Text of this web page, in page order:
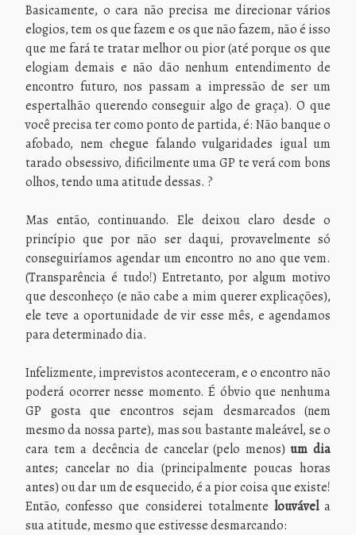
Basicamente, o cara não precisa me direcionar vários
elogios, tem os que fazem e os que não fazem, não é isso
que me fará te tratar melhor ou pior (até porque os que
elogiam demais e não dão nenhum entendimento de
encontro futuro, nos passam a impressão de ser um
espertalhão querendo conseguir algo de graça). O que
você precisa ter como ponto de partida, é: Não banque o
afobado, nem chegue falando vulgaridades igual um
tarado obsessivo, dificilmente uma GP te verá com bons
olhos, tendo uma atitude dessas. ?
Mas então, continuando. Ele deixou claro desde o
princípio que por não ser daqui, provavelmente só
conseguiríamos agendar um encontro no ano que vem.
(Transparência é tudo!) Entretanto, por algum motivo
que desconheço (e não cabe a mim querer explicações),
ele teve a oportunidade de vir esse mês, e agendamos
para determinado dia.
Infelizmente, imprevistos aconteceram, e o encontro não
poderá ocorrer nesse momento. É óbvio que nenhuma
GP gosta que encontros sejam desmarcados (nem
mesmo da nossa parte), mas sou bastante maleável, se o
cara tem a decência de cancelar (pelo menos)um dia
antes; cancelar no dia (principalmente poucas horas
antes) ou dar um de esquecido, é a pior coisa que existe!
Então, confesso que considerei totalmente louvávela
sua atitude, mesmo que estivesse desmarcando: